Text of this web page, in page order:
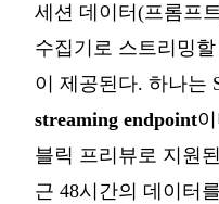
세션 데이터(프롬프
수집기로 스트리밍
이 제공된다. 하나는
streaming endpoint
블릭 프리뷰로 지원
근 48시간의 데이터